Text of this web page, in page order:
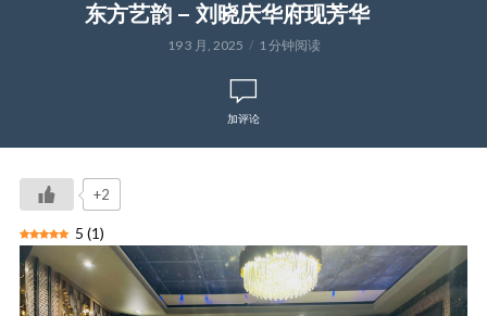
东方艺韵 – 刘晓庆华府现芳华
19 3 月, 2025 1 分钟阅读
加评论
+2
5 (1)